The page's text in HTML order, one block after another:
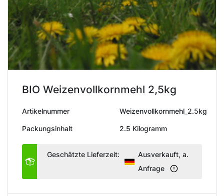
BIO Weizenvollkornmehl 2,5kg
Artikelnummer Weizenvollkornmehl_2.5kg
Packungsinhalt 2.5 Kilogramm
Geschätzte Lieferzeit:
Ausverkauft, a.
Anfrage